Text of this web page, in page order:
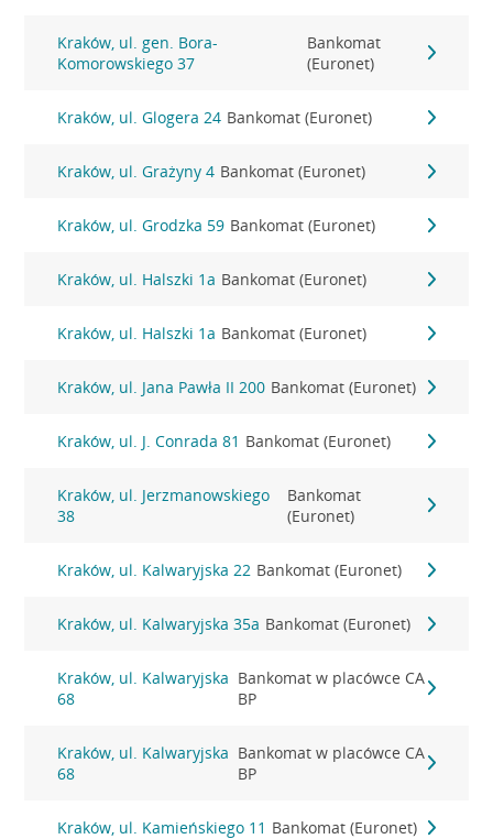
Kraków, ul. gen. Bora-
Komorowskiego 37
Bankomat
(Euronet)
Kraków, ul. Glogera 24 Bankomat (Euronet)
Kraków, ul. Grażyny 4 Bankomat (Euronet)
Kraków, ul. Grodzka 59 Bankomat (Euronet)
Kraków, ul. Halszki 1a Bankomat (Euronet)
Kraków, ul. Halszki 1a Bankomat (Euronet)
Kraków, ul. Jana Pawła II 200 Bankomat (Euronet)
Kraków, ul. J. Conrada 81 Bankomat (Euronet)
Kraków, ul. Jerzmanowskiego
38
Bankomat
(Euronet)
Kraków, ul. Kalwaryjska 22 Bankomat (Euronet)
Kraków, ul. Kalwaryjska 35a Bankomat (Euronet)
Kraków, ul. Kalwaryjska
68
Bankomat w placówce CA
BP
Kraków, ul. Kalwaryjska
68
Bankomat w placówce CA
BP
Kraków, ul. Kamieńskiego 11 Bankomat (Euronet)